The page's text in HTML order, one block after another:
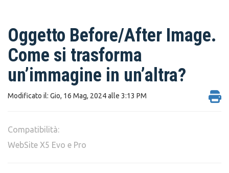
Oggetto Before/After Image.
Come si trasforma
un’immagine in un’altra?
Modificato il: Gio, 16 Mag, 2024 alle 3:13 PM
Compatibilità:
WebSite X5 Evo e Pro